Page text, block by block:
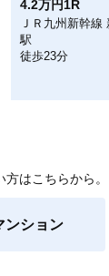
4.2万円1R
ＪＲ九州新幹線
駅
徒歩23分
はこちらから。
ンション